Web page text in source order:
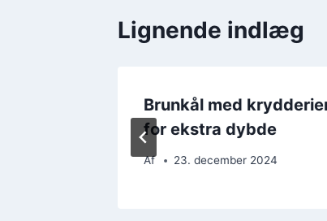
Lignende indlæg
Brunkål med
for ekstra dybde
Af 23. december 2024